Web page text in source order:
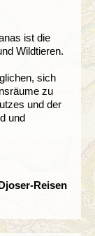
ist die
Wildtieren.
sich
zu
und der
und
Reisen